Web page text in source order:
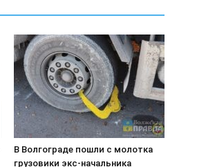
В Волгограде пошли с молотка
грузовики экс-начальника